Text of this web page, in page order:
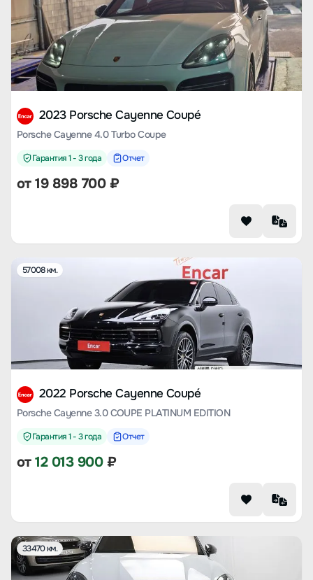
2023 Porsche Cayenne Coupé
Porsche Cayenne 4.0 Turbo Coupe
Гарантия 1 - 3 года Отчет
от19 898 700₽
57008 км.
2022 Porsche Cayenne Coupé
Porsche Cayenne 3.0 COUPE PLATINUM EDITION
Гарантия 1 - 3 года Отчет
от12 013 900₽
33470 км.